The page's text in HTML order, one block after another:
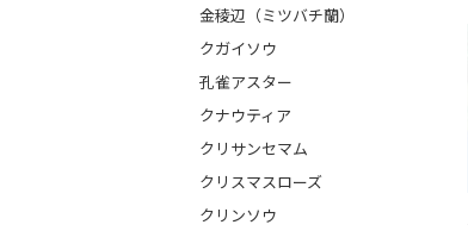
金稜辺（ミツバチ蘭）
クガイソウ
孔雀アスター
クナウティア
クリサンセマム
クリスマスローズ
クリンソウ